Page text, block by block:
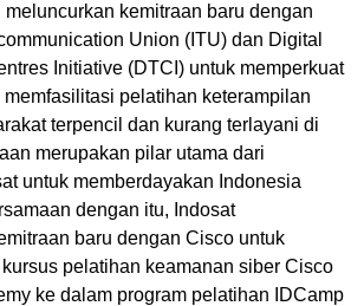
meluncurkan kemitraan baru dengan
Union (ITU) dan Digital
Initiative (DTCI) untuk memperkuat
memfasilitasi pelatihan keterampilan
terpencil dan kurang terlayani di
merupakan pilar utama dari
untuk memberdayakan Indonesia
dengan itu, Indosat
baru dengan Cisco untuk
pelatihan keamanan siber Cisco
ke dalam program pelatihan IDCamp